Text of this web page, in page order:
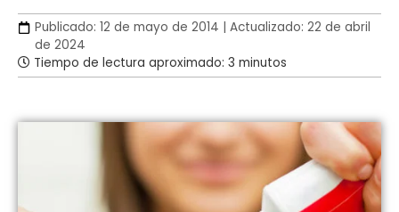
Publicado: 12 de mayo de 2014 | Actualizado: 22 de abril
de 2024
Tiempo de lectura aproximado: 3 minutos